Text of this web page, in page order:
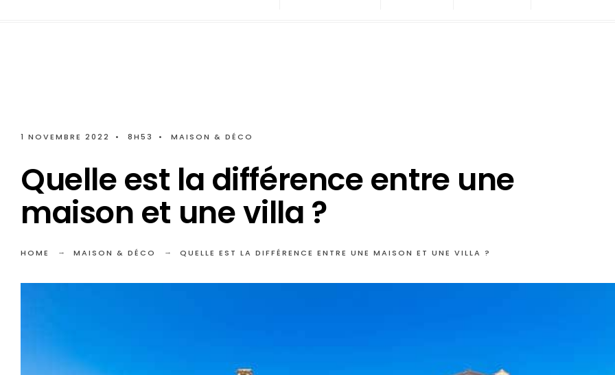
1 NOVEMBRE 2022 • 8H53 • MAISON & DÉCO
Quelle est la différence entre une
maison et une villa ?
HOME MAISON & DÉCO QUELLE EST LA DIFFÉRENCE ENTRE UNE MAISON ET UNE VILLA ?